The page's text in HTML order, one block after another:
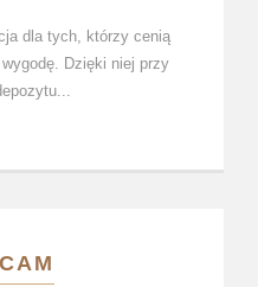
dla tych, którzy cenią
Dzięki niej przy